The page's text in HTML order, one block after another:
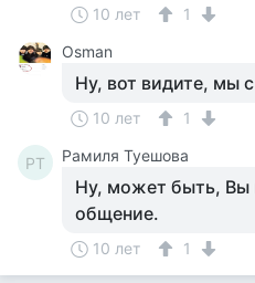
10 лет
1
Osman
Ну, вот видите, мы
10 лет 1
РТ Рамиля Туешова
Ну, может быть, Вы
общение.
10 лет 1